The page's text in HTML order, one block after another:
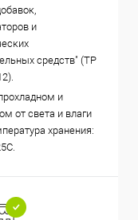
и
средств" (ТР
и
от света и влаги
хранения: